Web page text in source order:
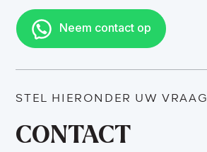
Neem contact op
STEL HIERONDER UW VRAAG
CONTACT